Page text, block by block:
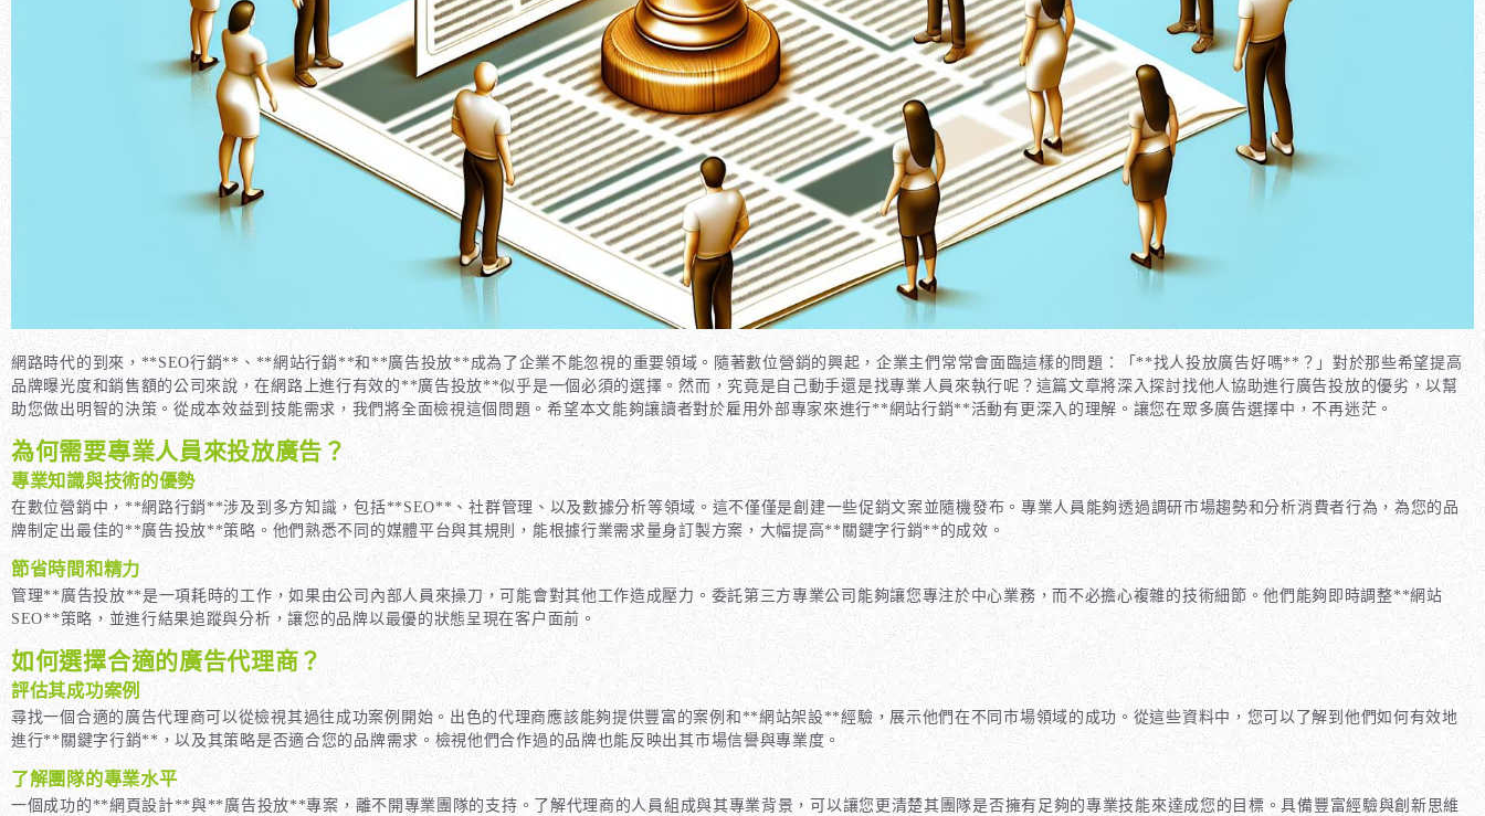
網路時代的到來，**SEO行銷**、**網站行銷**和**廣告投放**成為了企業不能忽視的重要領域。隨著數位營銷的興起，企業主們常常會面臨這樣的問題：「**找人投放廣告好嗎**？」對於那些希望提高
品牌曝光度和銷售額的公司來說，在網路上進行有效的**廣告投放**似乎是一個必須的選擇。然而，究竟是自己動手還是找專業人員來執行呢？這篇文章將深入探討找他人協助進行廣告投放的優劣，以幫
助您做出明智的決策。從成本效益到技能需求，我們將全面檢視這個問題。希望本文能夠讓讀者對於雇用外部專家來進行**網站行銷**活動有更深入的理解。讓您在眾多廣告選擇中，不再迷茫。
為何需要專業人員來投放廣告？
專業知識與技術的優勢
在數位營銷中，**網路行銷**涉及到多方知識，包括**SEO**、社群管理、以及數據分析等領域。這不僅僅是創建一些促銷文案並隨機發布。專業人員能夠透過調研市場趨勢和分析消費者行為，為您的品
牌制定出最佳的**廣告投放**策略。他們熟悉不同的媒體平台與其規則，能根據行業需求量身訂製方案，大幅提高**關鍵字行銷**的成效。
節省時間和精力
管理**廣告投放**是一項耗時的工作，如果由公司內部人員來操刀，可能會對其他工作造成壓力。委託第三方專業公司能夠讓您專注於中心業務，而不必擔心複雜的技術細節。他們能夠即時調整**網站
SEO**策略，並進行結果追蹤與分析，讓您的品牌以最優的狀態呈現在客户面前。
如何選擇合適的廣告代理商？
評估其成功案例
尋找一個合適的廣告代理商可以從檢視其過往成功案例開始。出色的代理商應該能夠提供豐富的案例和**網站架設**經驗，展示他們在不同市場領域的成功。從這些資料中，您可以了解到他們如何有效地
進行**關鍵字行銷**，以及其策略是否適合您的品牌需求。檢視他們合作過的品牌也能反映出其市場信譽與專業度。
了解團隊的專業水平
一個成功的**網頁設計**與**廣告投放**專案，離不開專業團隊的支持。了解代理商的人員組成與其專業背景，可以讓您更清楚其團隊是否擁有足夠的專業技能來達成您的目標。具備豐富經驗與創新思維